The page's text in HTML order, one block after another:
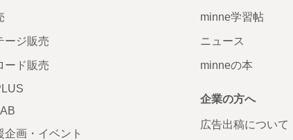
ージ販売
ード販売
企画・イベント
minne学習帖
ニュース
minneの本
企業の方へ
広告出稿について